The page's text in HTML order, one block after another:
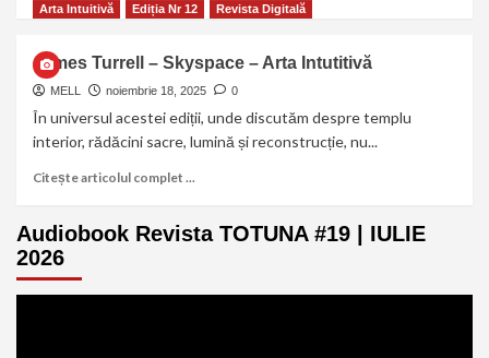
Arta Intuitivă Ediția Nr 12 Revista Digitală
James Turrell – Skyspace – Arta Intutitivă
MELL noiembrie 18, 2025 0
În universul acestei ediții, unde discutăm despre templu
interior, rădăcini sacre, lumină și reconstrucție, nu...
Citește articolul complet ...
Audiobook Revista TOTUNA #19 | IULIE
2026